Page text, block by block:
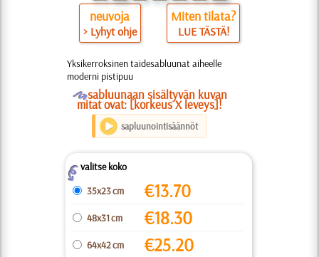
neuvoja
> Lyhyt ohje
Miten tilata?
LUE TÄSTÄ!
Yksikerroksinen taidesabluunat aiheelle
moderni pistipuu
Osabluunaan sisältyvän kuvan
mitat ovat: [korkeus X leveys]!
sapluunointisäännöt
Zvalitse koko
35x23 cm
€13.70
48x31 cm €18.30
64x42 cm €25.20